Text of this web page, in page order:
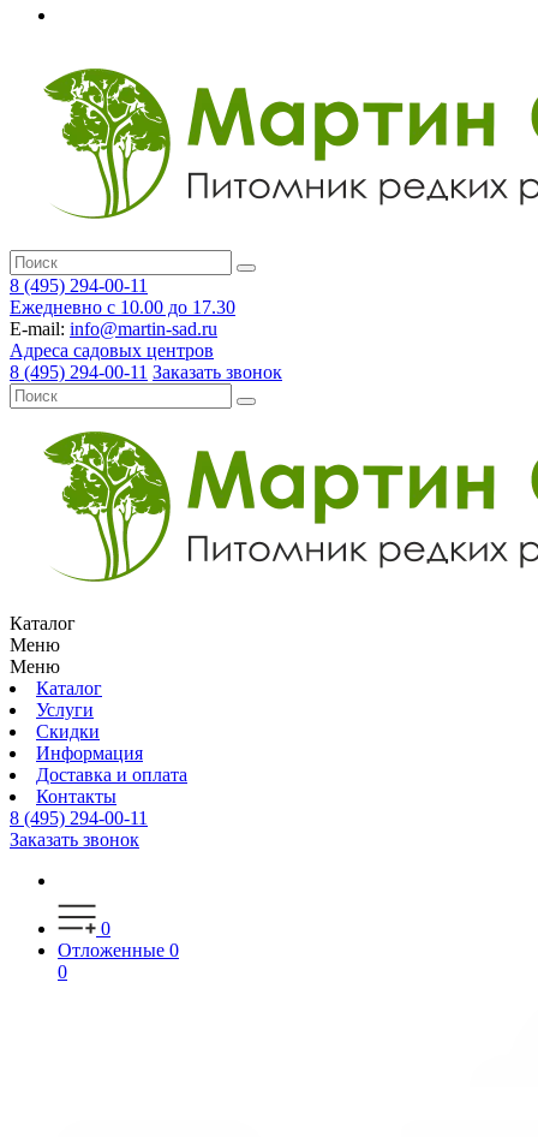
8 (495) 294-00-11
Ежедневно с 10.00 до 17.30
E-mail: info@martin-sad.ru
Адреса садовых центров
8 (495) 294-00-11 Заказать звонок
Каталог
Меню
Меню
Каталог
Услуги
Скидки
Информация
Доставка и оплата
Контакты
8 (495) 294-00-11
Заказать звонок
0
Отложенные 0
0